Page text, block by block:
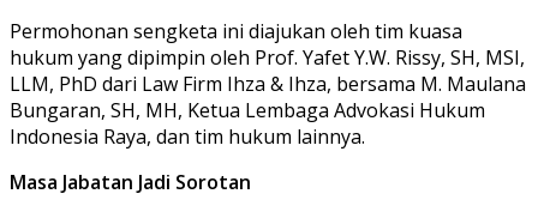
Permohonan sengketa ini diajukan oleh tim kuasa
hukum yang dipimpin oleh Prof. Yafet Y.W. Rissy, SH, MSI,
LLM, PhD dari Law Firm Ihza & Ihza, bersama M. Maulana
Bungaran, SH, MH, Ketua Lembaga Advokasi Hukum
Indonesia Raya, dan tim hukum lainnya.
Masa Jabatan Jadi Sorotan